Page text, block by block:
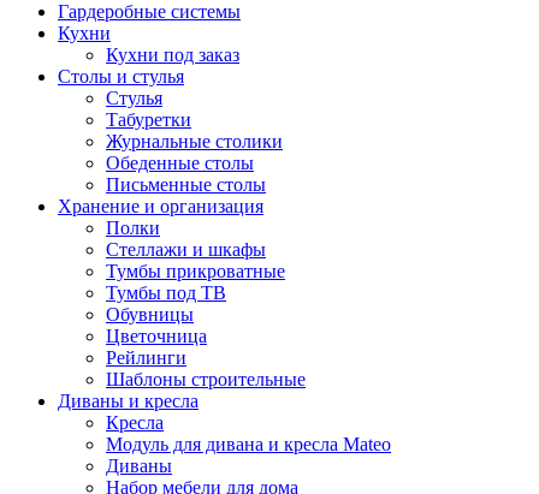
Гардеробные системы
Кухни
Кухни под заказ
Столы и стулья
Стулья
Табуретки
Журнальные столики
Обеденные столы
Письменные столы
Хранение и организация
Полки
Стеллажи и шкафы
Тумбы прикроватные
Тумбы под ТВ
Обувницы
Цветочница
Рейлинги
Шаблоны строительные
Диваны и кресла
Кресла
Модуль для дивана и кресла Mateo
Диваны
Набор мебели для дома